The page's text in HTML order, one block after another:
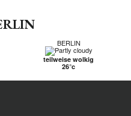
BERLIN
teilweise wolkig
26°c